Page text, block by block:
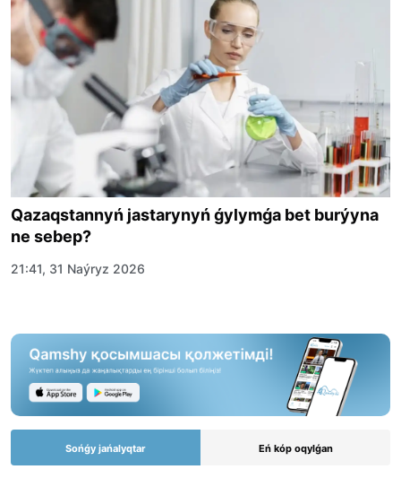
Qazaqstannyń jastarynyń ǵylymǵa bet burýyna
ne sebep?
21:41, 31 Naýryz 2026
Sońǵy jańalyqtar Eń kóp oqylǵan